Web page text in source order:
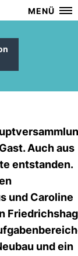
MENÜ
Auch aus
entstanden.
und Caroline
und ein